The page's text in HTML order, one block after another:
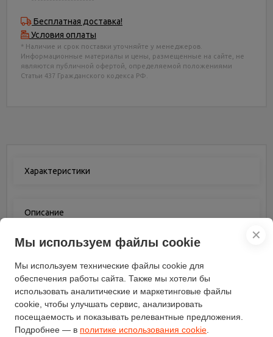
Бесплатная доставка!
Условия оплаты
* Наличие и срок поставки уточняйте у менеджеров.
Информационные материалы и цены, размещенные на сайте, не
являются публичной офертой, определяемой положениями
Статьи 437 Гражданского кодекса РФ.
Характеристики
Описание
Характеристики
Система нагрузки
магнитная
✕
Мы используем файлы cookie
Мы используем технические файлы cookie для
обеспечения работы сайта. Также мы хотели бы
использовать аналитические и маркетинговые файлы
cookie, чтобы улучшать сервис, анализировать
посещаемость и показывать релевантные предложения.
Подробнее — в политике использования cookie